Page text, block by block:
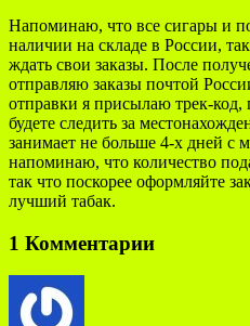
Напоминаю, что все сигары и
наличии на складе в России,
ждать свои заказы. После
отправляю заказы почтой
отправки я присылаю трек-
будете следить за
занимает не больше 4-х дней с
напоминаю, что количество
так что поскорее оформляйте
лучший табак.
1 Комментарии